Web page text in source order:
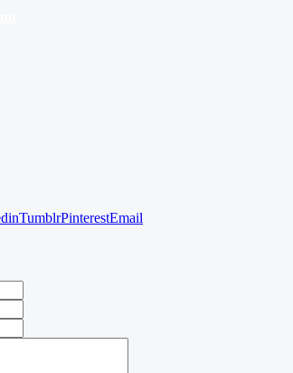
TumblrPinterestEmail